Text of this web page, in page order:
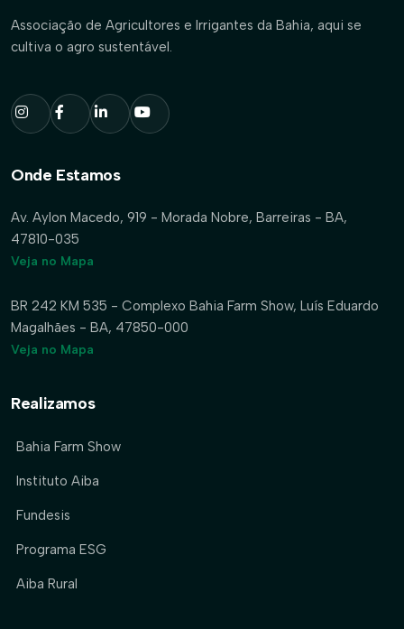
Associação de Agricultores e Irrigantes da Bahia, aqui se
cultiva o agro sustentável.
Onde Estamos
Av. Aylon Macedo, 919 - Morada Nobre, Barreiras - BA,
47810-035
Veja no Mapa
BR 242 KM 535 - Complexo Bahia Farm Show, Luís Eduardo
Magalhães - BA, 47850-000
Veja no Mapa
Realizamos
Bahia Farm Show
Instituto Aiba
Fundesis
Programa ESG
Aiba Rural